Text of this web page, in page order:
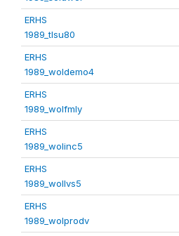
ERHS
1989_tlsu80
ERHS
1989_woldemo4
ERHS
1989_wolfmly
ERHS
1989_wolinc5
ERHS
1989_wollvs5
ERHS
1989_wolprodv